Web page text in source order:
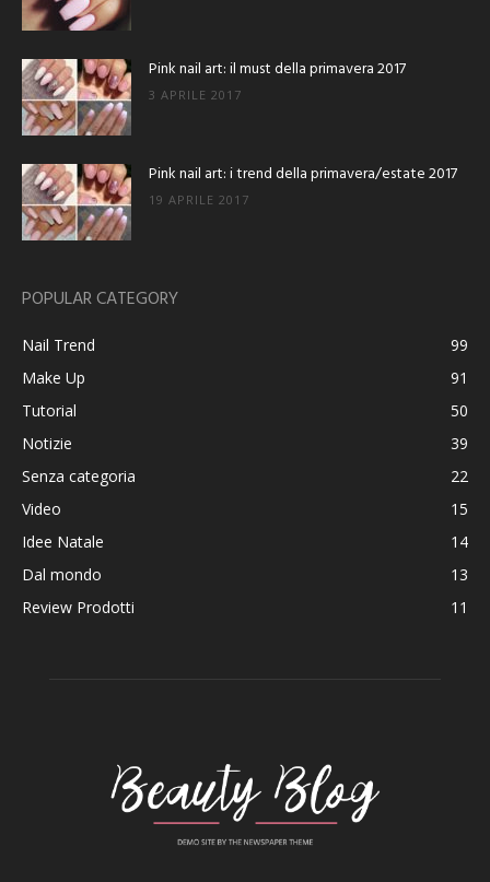
Pink nail art: il must della primavera 2017
3 APRILE 2017
Pink nail art: i trend della primavera/estate 2017
19 APRILE 2017
POPULAR CATEGORY
Nail Trend
99
Make Up
91
Tutorial
50
Notizie
39
Senza categoria
22
Video
15
Idee Natale
14
Dal mondo
13
Review Prodotti
11